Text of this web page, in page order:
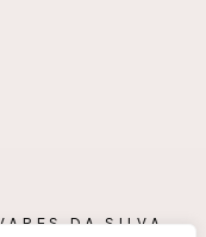
DA SILVA